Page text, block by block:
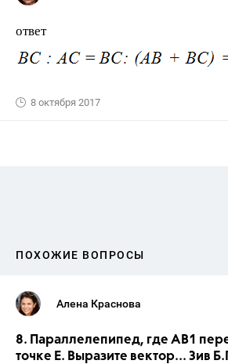
ответ
8 октября 2017
ПОХОЖИЕ ВОПРОСЫ
Алена Краснова
8. Параллелепипед, где АВ1
точке Е. Выразите вектор... Зив